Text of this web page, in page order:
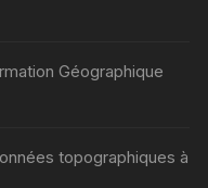
Géographique
topographiques à